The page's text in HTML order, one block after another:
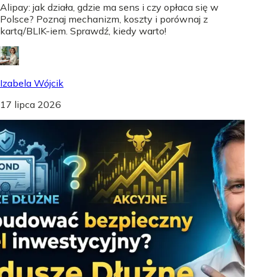
Alipay: jak działa, gdzie ma sens i czy opłaca się w
Polsce? Poznaj mechanizm, koszty i porównaj z
kartą/BLIK-iem. Sprawdź, kiedy warto!
Izabela Wójcik
17 lipca 2026